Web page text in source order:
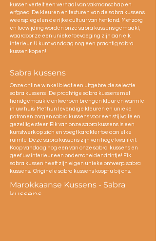
kussen vertelt een verhaal van vakmanschap en
erfgoed. De kleuren en texturen van de sabra kussens
weerspiegelen de rijke cultuur van het land. Met zorg
en toewijding worden onze sabra kussens gemaakt,
waardoor ze een unieke toevoeging zijn aan elk
interieur. U kunt vandaag nog een prachtig sabra
kussen kopen!
Sabra kussens
Onze online winkel biedt een uitgebreide selectie
sabra kussens.. De prachtige sabra kussens met
handgemaakte ontwerpen brengen kleur en warmte
in uw huis. Met hun levendige kleuren en unieke
patronen zorgen sabra kussens voor een stijlvolle en
gezellige sfeer. Elk van onze sabra kussens is een
kunstwerk op zich en voegt karakter toe aan elke
ruimte. Deze sabra kussens zijn van hoge kwaliteit.
Koop vandaag nog een van onze sabra kussens en
geef uw interieur een onderscheidend tintje! Elk
sabra kussen heeft zijn eigen unieke ontwerp. sabra
kussens. Originele sabra kussens koopt u bij ons.
Marokkaanse Kussens - Sabra
kussens